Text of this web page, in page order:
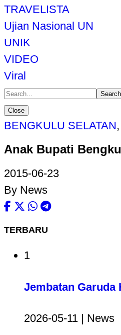
TRAVELISTA
Ujian Nasional UN
UNIK
VIDEO
Viral
Search
Close
BENGKULU SELATAN,
Anak Bupati
2015-06-23
By News
TERBARU
1
Jembatan Garuda
2026-05-11 | News